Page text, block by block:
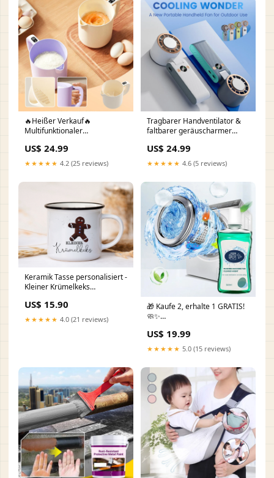
🔥Heißer Verkauf🔥
Multifunktionaler
US$ 24.99
★★★★★ 4.2 (25 reviews)
Tragbarer Handventilator &
faltbarer geräuscharmer
Version (mit
Kälteakkumulationspanel)
US$ 24.99
★★★★★ 4.6 (5 reviews)
Keramik Tasse personalisiert -
Kleiner Krümelkeks
US$ 15.90
★★★★★ 4.0 (21 reviews)
🎁 Kaufe 2, erhalte 1 GRATIS!
🧼✨
Reiniger – Effektiv gegen
Schmutz und Gerüche 💧🌟
US$ 19.99
★★★★★ 5.0 (15 reviews)